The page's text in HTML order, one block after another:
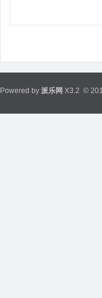
Powered by 派乐网 X3.2 ©